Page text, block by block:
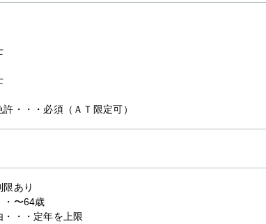
・・・必須（ＡＴ限定可）
あり
・〜64歳
・・定年を上限